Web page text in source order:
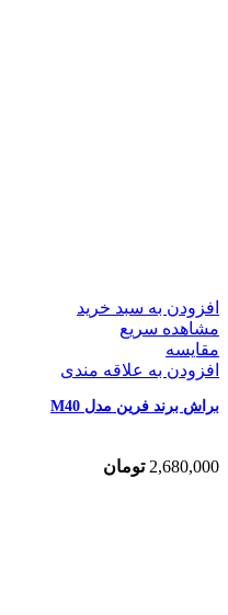
افزودن به سبد خرید
مشاهده سریع
مقایسه
افزودن به علاقه مندی
براش برند فرین مدل M40
2,680,000 تومان